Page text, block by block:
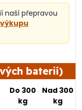
naší přepravou
výkupu
baterií)
Do 300
kg
Nad 300
kg